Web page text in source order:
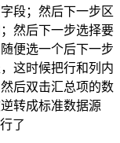
段；然后下一步区
然后下一步选择要
便选一个后下一步
这时候把行和列内
后双击汇总项的数
转成标准数据源
了